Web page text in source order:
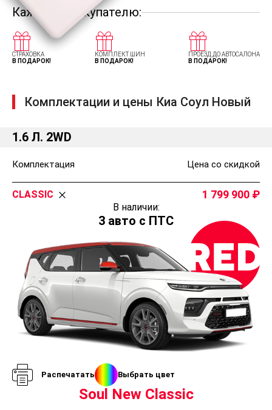
Каждому покупателю:
СТРАХОВКА
В ПОДАРОК!
КОМПЛЕКТ ШИН
В ПОДАРОК!
ПРОЕЗД ДО АВТОСАЛОНА
В ПОДАРОК!
Комплектации и цены Киа Соул Новый
1.6 Л. 2WD
Комплектация Цена со скидкой
CLASSIC 1 799 900
В наличии:
3 авто с ПТС
Распечатать Выбрать цвет
Soul New Classic